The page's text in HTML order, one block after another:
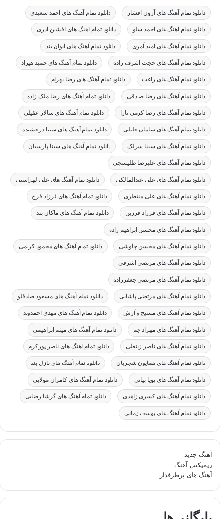
دانلود تمام آهنگ های آرون افشار دانلود تمام آهنگ های احمد سعیدی
دانلود تمام آهنگ های احمد سلو دانلود تمام آهنگ های افشین آذری
دانلود تمام آهنگ های امید آمری دانلود تمام آهنگ های ایوان بند
دانلود تمام آهنگ های حجت اشرف زاده دانلود تمام آهنگ های حمید هیراد
دانلود تمام آهنگ های راغب دانلود تمام آهنگ های رضا بهرام
دانلود تمام آهنگ های رضا صادقی دانلود تمام آهنگ های رضا ملک زاده
دانلود تمام آهنگ های رضا کرمی تارا دانلود تمام آهنگ های سالار عقیلی
دانلود تمام آهنگ های سامان جلیلی دانلود تمام آهنگ های سینا درخشنده
دانلود تمام آهنگ های سینا سرلک دانلود تمام آهنگ های سینا پارسیان
دانلود تمام آهنگ های علیرضا طلیسچی
دانلود تمام آهنگ های علی عبدالمالکی دانلود تمام آهنگ های علی لهراسبی
دانلود تمام آهنگ های علی منتظری دانلود تمام آهنگ های فرزاد فرخ
دانلود تمام آهنگ های فرزاد فرزین دانلود تمام آهنگ های ماکان بند
دانلود تمام آهنگ های محسن ابراهیم زاده
دانلود تمام آهنگ های محسن چاوشی دانلود تمام آهنگ های محمود کریمی
دانلود تمام آهنگ های مرتضی اشرفی
دانلود تمام آهنگ های مرتضی جعفرزاده
دانلود تمام آهنگ های مرتضی پاشایی دانلود تمام آهنگ های مسعود صادقلو
دانلود تمام آهنگ های مسیح و آرش دانلود تمام آهنگ های مهدی احمدوند
دانلود تمام آهنگ های مهراد جم دانلود تمام آهنگ های میثم ابراهیمی
دانلود تمام آهنگ های ناصر زینعلی دانلود تمام آهنگ های ناصر پورکرم
دانلود تمام آهنگ های همایون شجریان دانلود تمام آهنگ های پازل بند
دانلود تمام آهنگ های پویا بیاتی دانلود تمام آهنگ های کامران مولایی
دانلود تمام آهنگ های کسری زاهدی دانلود تمام آهنگ های گرشا رضایی
دانلود تمام آهنگ های یوسف زمانی
آهنگ جدید
ریمیکس آهنگ
آهنگ های پرطرفدار